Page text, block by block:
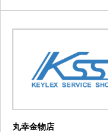
丸幸金物店